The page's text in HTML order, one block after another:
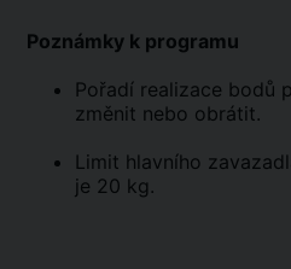
Poznámky k programu
Pořadí realizace bodů
změnit nebo obrátit.
Limit hlavního
je 20 kg.